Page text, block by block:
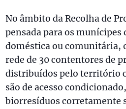
No âmbito da Recolha de
pensada para os
doméstica ou
rede de 30 contentores de
distribuídos pelo território
são de acesso
biorresíduos corretamente